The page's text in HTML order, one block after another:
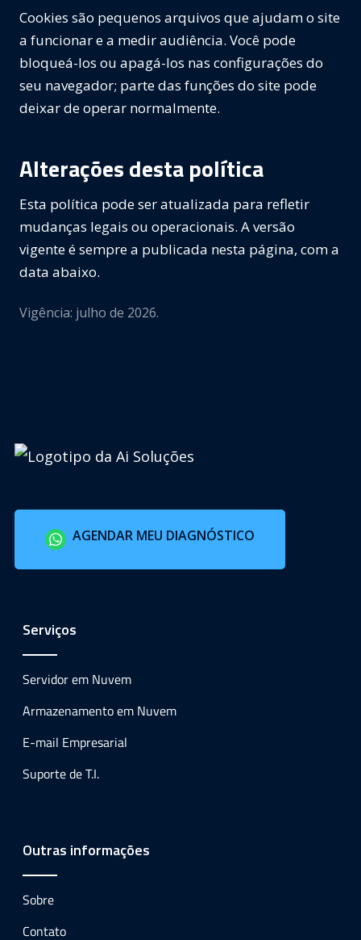
Cookies são pequenos arquivos que ajudam o site
a funcionar e a medir audiência. Você pode
bloqueá-los ou apagá-los nas configurações do
seu navegador; parte das funções do site pode
deixar de operar normalmente.
Alterações desta política
Esta política pode ser atualizada para refletir
mudanças legais ou operacionais. A versão
vigente é sempre a publicada nesta página, com a
data abaixo.
Vigência: julho de 2026.
AGENDAR MEU DIAGNÓSTICO
Serviços
Servidor em Nuvem
Armazenamento em Nuvem
E-mail Empresarial
Suporte de T.I.
Outras informações
Sobre
Contato